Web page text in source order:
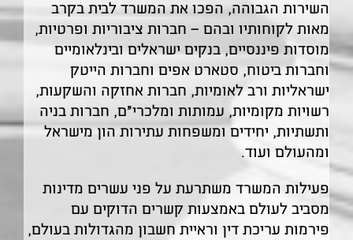
השירות הגבוהה, הפכו את המשרד לבית בקרב
מאות לקוחותיו ובהם – חברות ציבוריות ופרטיות,
מוסדות פיננסיים, בנקים ישראלים ובינלאומיים
וחברות ביטוח, סטארט אפים וחברות הייטק
ישראליות ורב לאומיות, חברות אחזקה והשקעות,
רשויות מקומיות, עמותות ומלכרי"ם, חברות בניה
ותשתיות, יחידים ומשפחות עתירות הון מישראל
ומהעולם ועוד.
פעילות המשרד משתרעת על פני עשרים מדינות
מסביב לעולם באמצעות קשרים הדוקים עם
פירמות עריכת דין וראיית חשבון מהגדולות בעולם,